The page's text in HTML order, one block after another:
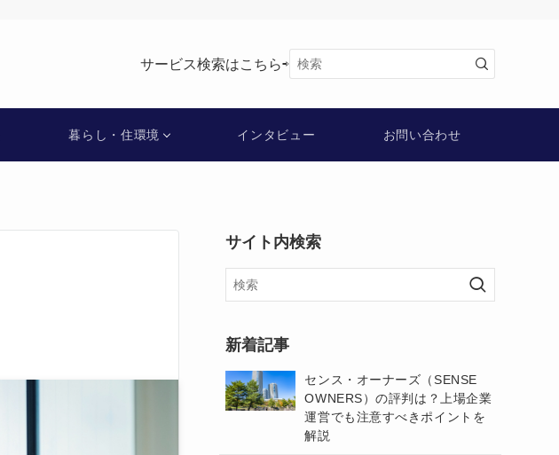
暮らし・住環境 インタビュー お問い合わせ
サービス検索はこちら⇨
サイト内検索
新着記事
センス・オーナーズ（SENSE
OWNERS）の評判は？上場企業
運営でも注意すべきポイントを
解説